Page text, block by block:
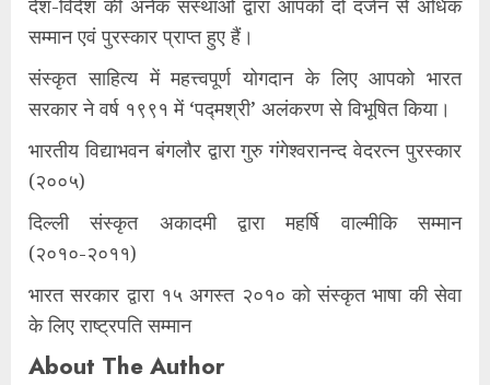
देश-विदेश की अनेक संस्थाओं द्वारा आपको दो दर्जन से अधिक
सम्मान एवं पुरस्कार प्राप्त हुए हैं।
संस्कृत साहित्य में महत्त्वपूर्ण योगदान के लिए आपको भारत
सरकार ने वर्ष १९९१ में ‘पद्मश्री’ अलंकरण से विभूषित किया।
भारतीय विद्याभवन बंगलौर द्वारा गुरु गंगेश्वरानन्द वेदरत्न पुरस्कार
(२००५)
दिल्ली संस्कृत अकादमी द्वारा महर्षि वाल्मीकि सम्मान
(२०१०-२०११)
भारत सरकार द्वारा १५ अगस्त २०१० को संस्कृत भाषा की सेवा
के लिए राष्ट्रपति सम्मान
About The Author